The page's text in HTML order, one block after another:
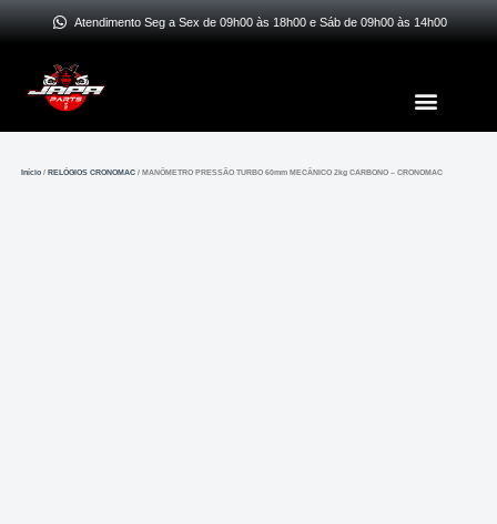
Ir
conteúdo
Atendimento Seg a Sex de 09h00 às 18h00 e Sáb de 09h00 às 14h00
Menu
Início /RELÓGIOS CRONOMAC / MANÔMETRO PRESSÃO TURBO 60mm MECÂNICO 2kg CARBONO – CRONOMAC